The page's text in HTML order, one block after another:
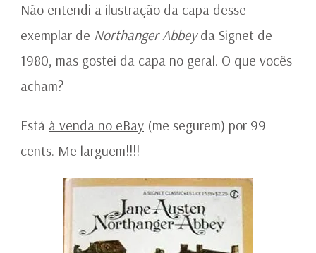
Não entendi a ilustração da capa desse
exemplar de Northanger Abbeyda Signet de
1980, mas gostei da capa no geral. O que vocês
acham?
Está à venda no eBay (me segurem) por 99
cents. Me larguem!!!!